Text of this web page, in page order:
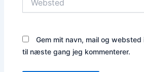
Gem mit navn, mail og
til næste gang jeg kommenterer.